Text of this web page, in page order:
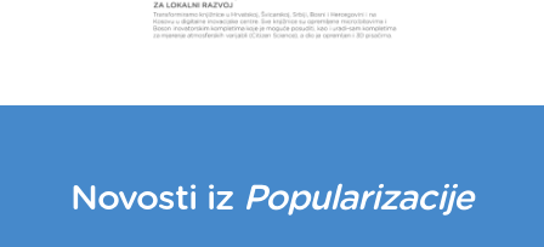
Novosti iz Popularizacije